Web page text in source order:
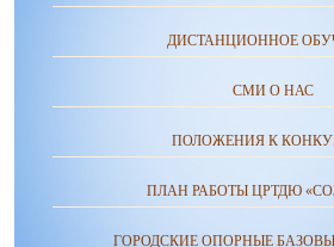
ДИСТАНЦИОННОЕ
СМИ О НАС
ПОЛОЖЕНИЯ К
ПЛАН РАБОТЫ ЦРТДЮ
ГОРОДСКИЕ ОПОРНЫЕ